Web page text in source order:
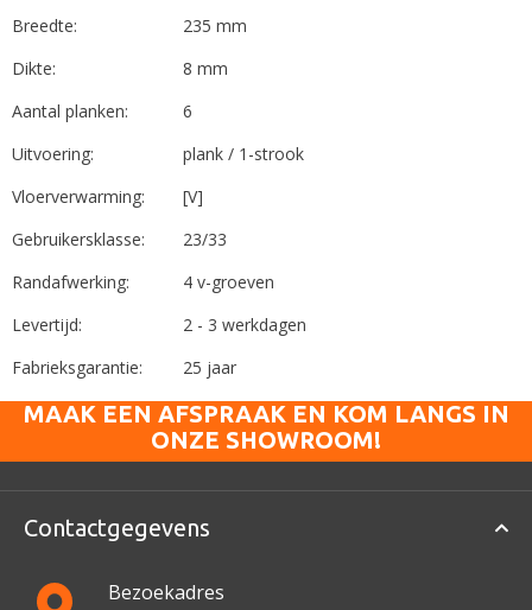
Breedte:
235 mm
Dikte:
8 mm
Aantal planken:
6
Uitvoering:
plank / 1-strook
Vloerverwarming:
[V]
Gebruikersklasse:
23/33
Randafwerking:
4 v-groeven
Levertijd:
2 - 3 werkdagen
Fabrieksgarantie:
25 jaar
MAAK EEN AFSPRAAK EN KOM LANGS IN
ONZE SHOWROOM!
Contactgegevens
Bezoekadres